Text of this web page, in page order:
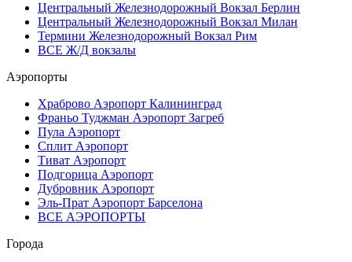
Центральный Железнодорожный Вокзал Берлин
Центральный Железнодорожный Вокзал Милан
Термини Железнодорожный Вокзал Рим
ВСЕ Ж/Д вокзалы
Аэропорты
Храброво Аэропорт Калининград
Франьо Туджман Аэропорт Загреб
Пула Аэропорт
Сплит Аэропорт
Тиват Аэропорт
Подгорица Аэропорт
Дубровник Аэропорт
Эль-Прат Аэропорт Барселона
ВСЕ АЭРОПОРТЫ
Города